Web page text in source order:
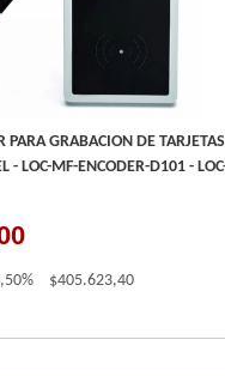
PARA GRABACION DE TARJETAS
$405.623,40